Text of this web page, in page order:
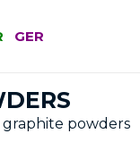
GER
powders